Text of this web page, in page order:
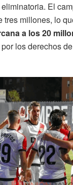
El
tres millones, lo
a los 20
los derechos